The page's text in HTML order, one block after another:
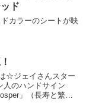
ド
カラーのシートが映
☆ジェイさんスター
人のハンドサイン
」（長寿と繁栄